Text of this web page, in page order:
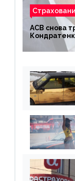
АСВ снова